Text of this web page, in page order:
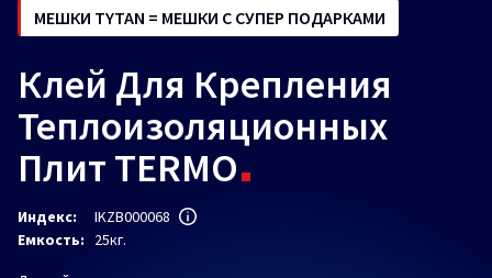
МЕШКИ TYTAN = МЕШКИ С СУПЕР ПОДАРКАМИ
Клей Для Крепления
Теплоизоляционных
Плит TERMO
Индекс:
IKZB000068
Емкость:
25кг.